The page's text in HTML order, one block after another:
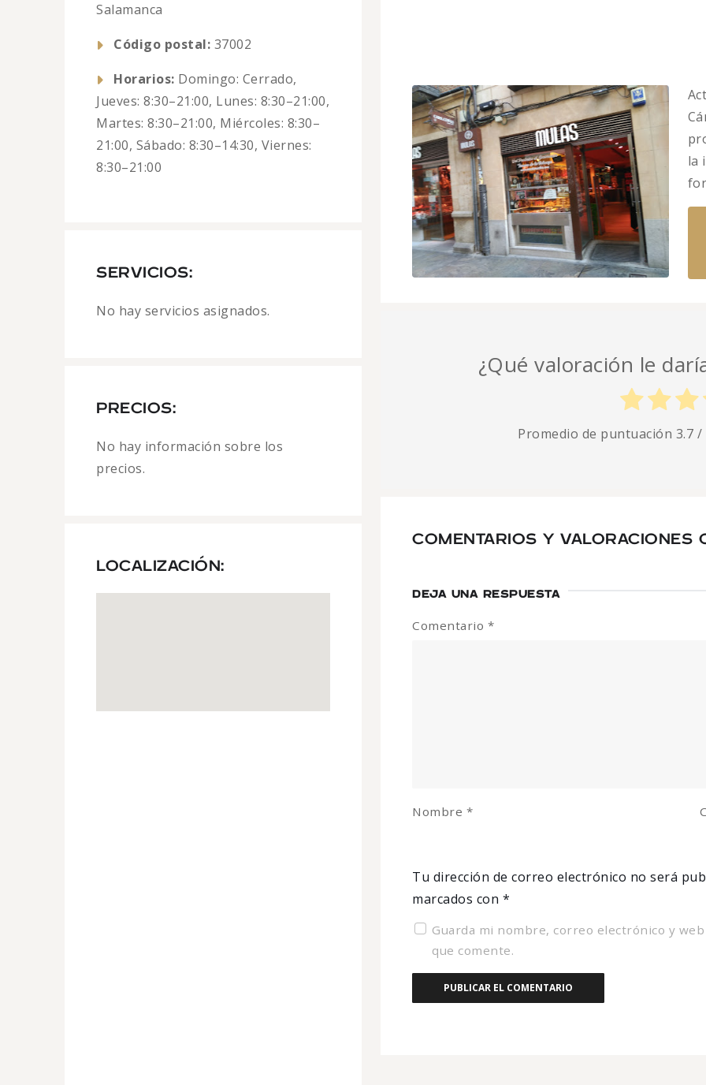
Salamanca
Código postal: 37002
Horarios: Domingo: Cerrado,
Jueves: 8:30–21:00, Lunes: 8:30–21:00,
Martes: 8:30–21:00, Miércoles: 8:30–
21:00, Sábado: 8:30–14:30, Viernes:
8:30–21:00
SERVICIOS:
No hay servicios asignados.
PRECIOS:
No hay información sobre los
precios.
LOCALIZACIÓN:
la
¿Qué valoración le
Promedio de puntuación 3.7 /
COMENTARIOS Y VALORACIONES
DEJA UNA RESPUESTA
Tu dirección de correo electrónico no será
marcados con *
Comentario *
Nombre *
Guarda mi nombre, correo electrónico y
que comente.